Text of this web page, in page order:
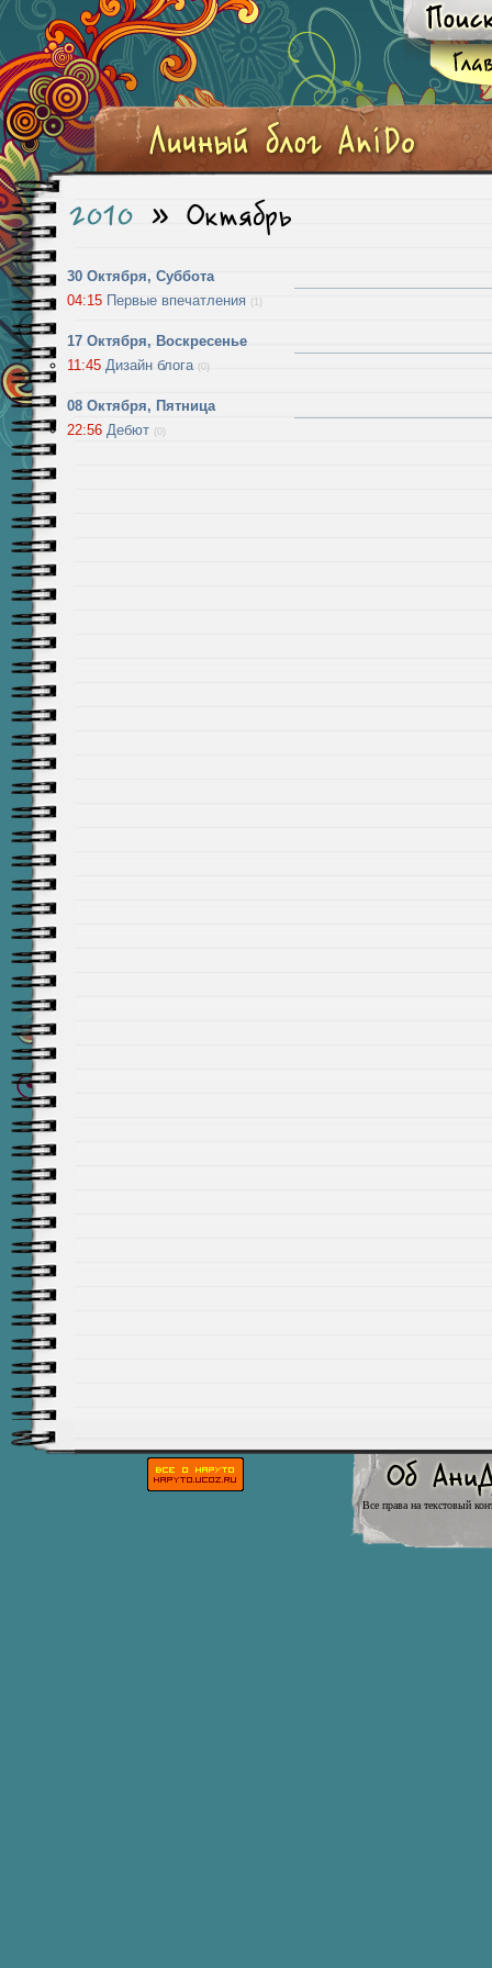
2010 » Октябрь
30 Октября, Суббота
04:15 Первые впечатления (1)
17 Октября, Воскресенье
11:45 Дизайн блога (0)
08 Октября, Пятница
22:56 Дебют (0)
Все права на текстовый